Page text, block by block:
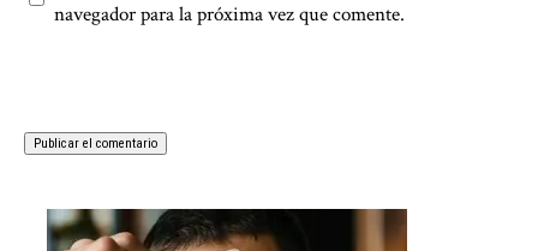
navegador para la próxima vez que comente.